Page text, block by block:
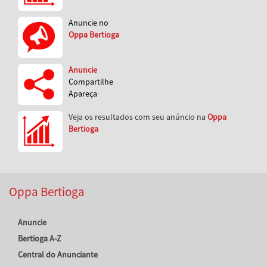
Anuncie no
Oppa Bertioga
Anuncie
Compartilhe
Apareça
Veja os resultados com seu anúncio na Oppa
Bertioga
Oppa Bertioga
Anuncie
Bertioga A-Z
Central do Anunciante